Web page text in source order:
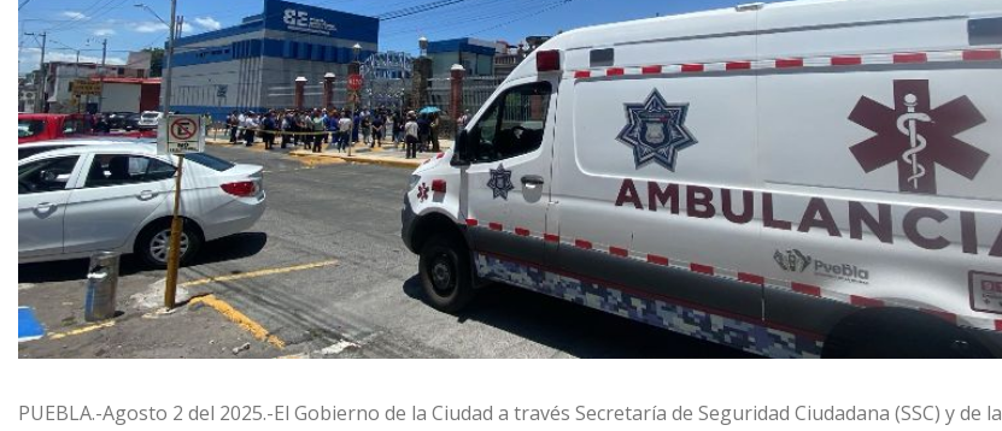
PUEBLA.-Agosto 2 del 2025.-El Gobierno de la Ciudad a través Secretaría de Seguridad Ciudadana (SSC) y de la